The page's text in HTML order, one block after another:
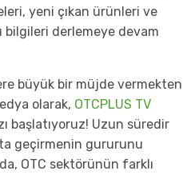
yeni çıkan ürünleri ve
bilgileri derlemeye devam
büyük bir müjde vermekten
olarak, OTCPLUS TV
başlatıyoruz! Uzun süredir
geçirmenin gururunu
OTC sektörünün farklı